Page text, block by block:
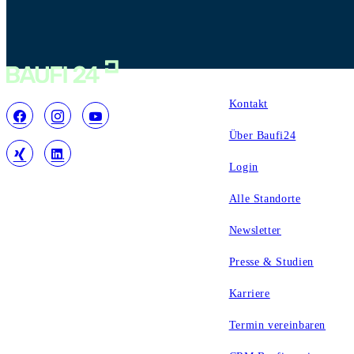
Kontakt
Über Baufi24
Login
Alle Standorte
Newsletter
Presse & Studien
Karriere
Termin vereinbaren